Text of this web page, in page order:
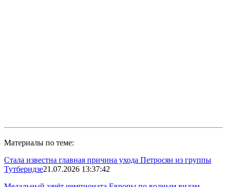
Материалы по теме:
Стала известна главная причина ухода Петросян из группы
Тутберидзе21.07.2026 13:37:42